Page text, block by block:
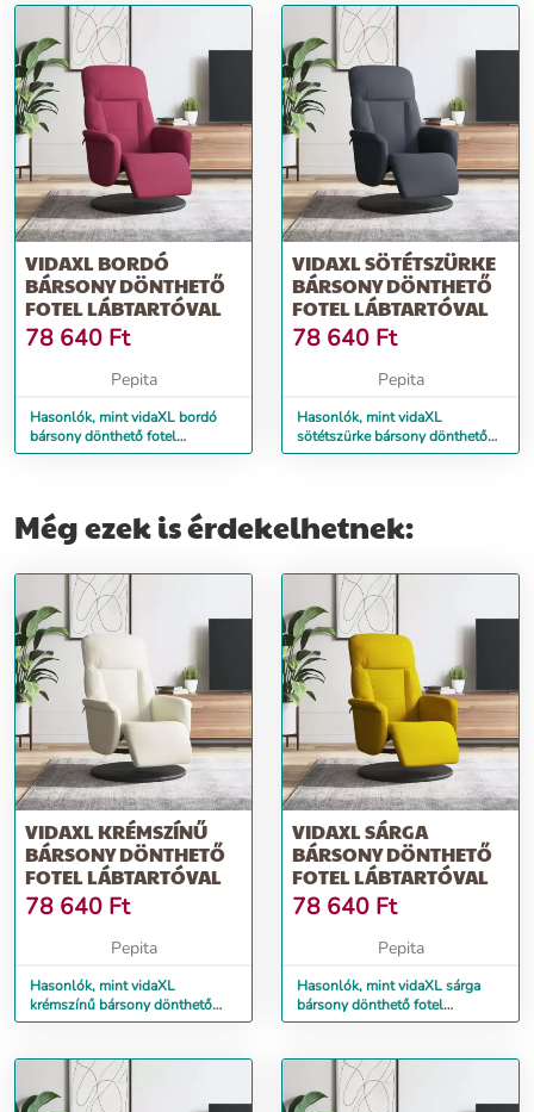
VIDAXL BORDÓ
BÁRSONY DÖNTHETŐ
FOTEL LÁBTARTÓVAL
78 640 Ft
Pepita
Hasonlók, mint vidaXL bordó
bársony dönthető fotel
lábtartóval
VIDAXL SÖTÉTSZÜRKE
BÁRSONY DÖNTHETŐ
FOTEL LÁBTARTÓVAL
78 640 Ft
Pepita
Hasonlók, mint vidaXL
sötétszürke bársony dönthető
fotel lábtartóval
Még ezek is érdekelhetnek:
VIDAXL KRÉMSZÍNŰ
BÁRSONY DÖNTHETŐ
FOTEL LÁBTARTÓVAL
78 640 Ft
Pepita
Hasonlók, mint vidaXL
krémszínű bársony dönthető
fotel lábtartóval
VIDAXL SÁRGA
BÁRSONY DÖNTHETŐ
FOTEL LÁBTARTÓVAL
78 640 Ft
Pepita
Hasonlók, mint vidaXL sárga
bársony dönthető fotel
lábtartóval